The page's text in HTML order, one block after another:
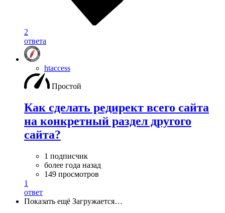
2
ответа
htaccess
Простой
Как сделать редирект всего сайта
на конкретный раздел другого
сайта?
1 подписчик
более года назад
149 просмотров
1
ответ
Показать ещё Загружается…